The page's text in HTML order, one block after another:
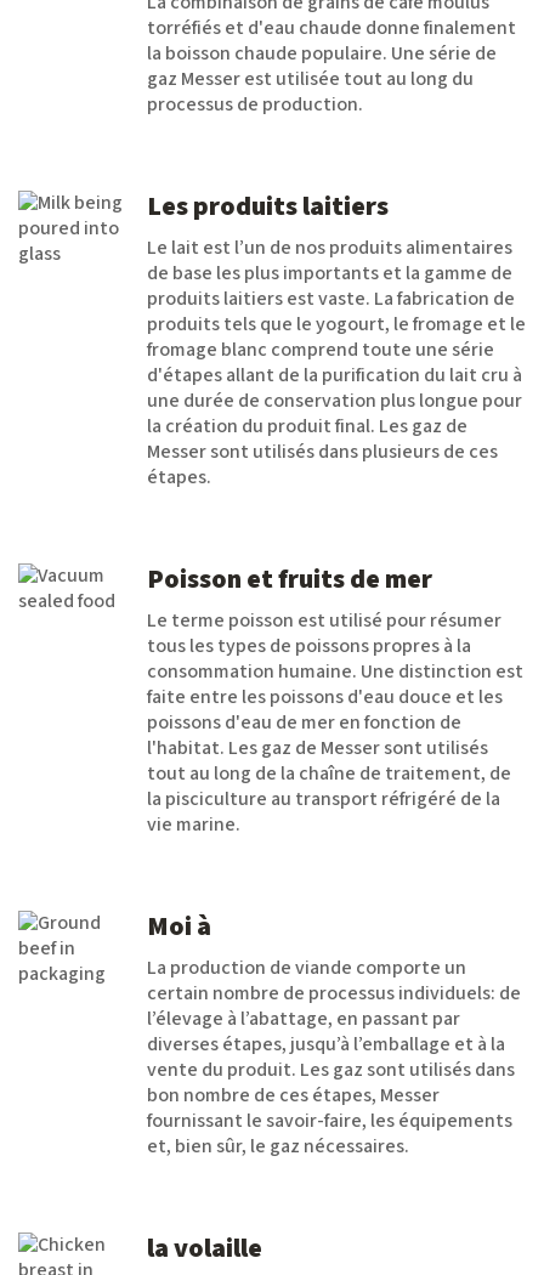
torréfiés et d'eau chaude donne finalement
la boisson chaude populaire. Une série de
gaz Messer est utilisée tout au long du
processus de production.
Les produits laitiers
Le lait est l’un de nos produits alimentaires
de base les plus importants et la gamme de
produits laitiers est vaste. La fabrication de
produits tels que le yogourt, le fromage et le
fromage blanc comprend toute une série
d'étapes allant de la purification du lait cru à
une durée de conservation plus longue pour
la création du produit final. Les gaz de
Messer sont utilisés dans plusieurs de ces
étapes.
Poisson et fruits de mer
Le terme poisson est utilisé pour résumer
tous les types de poissons propres à la
consommation humaine. Une distinction est
faite entre les poissons d'eau douce et les
poissons d'eau de mer en fonction de
l'habitat. Les gaz de Messer sont utilisés
tout au long de la chaîne de traitement, de
la pisciculture au transport réfrigéré de la
vie marine.
Moi à
La production de viande comporte un
certain nombre de processus individuels: de
l’élevage à l’abattage, en passant par
diverses étapes, jusqu’à l’emballage et à la
vente du produit. Les gaz sont utilisés dans
bon nombre de ces étapes, Messer
fournissant le savoir-faire, les équipements
et, bien sûr, le gaz nécessaires.
la volaille